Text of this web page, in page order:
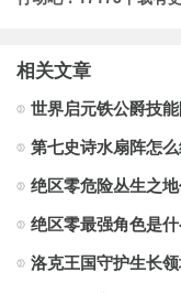
相关文章
第七史诗水扇阵怎
绝区零最强角色是